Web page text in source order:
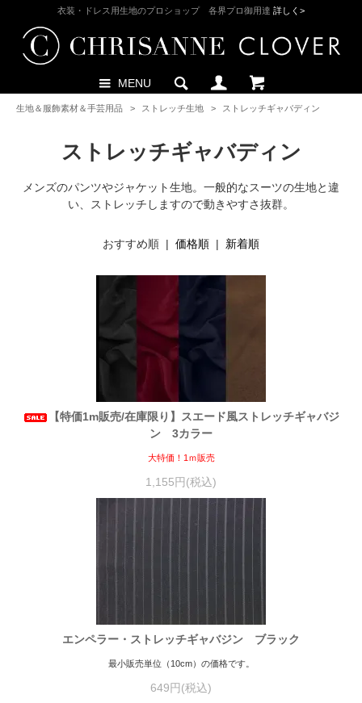
衣装・ドレス用生地のプロショップ 各界プロ御用達 詳しく>
MENU
生地＆服飾素材＆手芸用品 > ストレッチ生地 > ストレッチギャバディン
ストレッチギャバディン
メンズのパンツやジャケット生地。一般的なスーツの生地と違
い、ストレッチしますので動きやすさ抜群。
おすすめ順 | 価格順 | 新着順
【特価1m販売/在庫限り】スエード風ストレッチギャバジ
ン 3カラー
大特価！1ｍ販売
1,155円(税込)
エンペラー・ストレッチギャバジン ブラック
最小販売単位（10cm）の価格です。
649円(税込)